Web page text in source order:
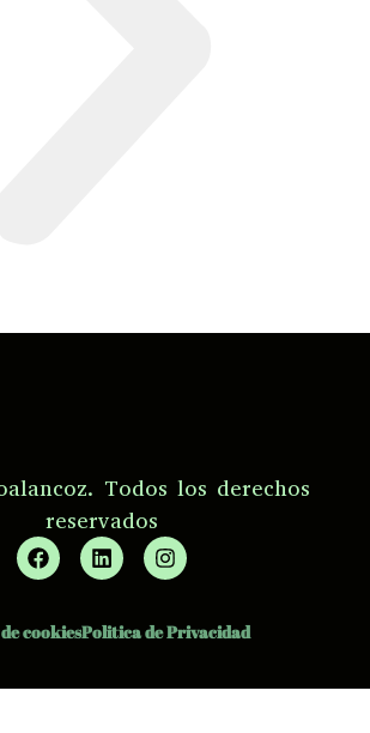
Todos los derechos
reservados
cookiesPolitica de Privacidad